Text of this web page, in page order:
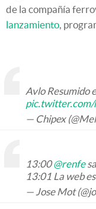
de la compañía
lanzamiento ,
Avlo Resumido
— Chipex
13:00@renfe
13:01 La web
— Jose Mot